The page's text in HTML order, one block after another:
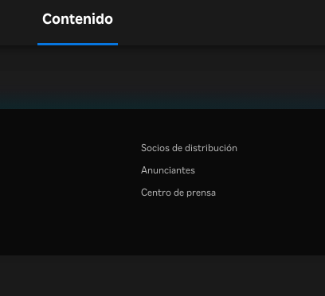
Contenido
Socios de distribución
Anunciantes
Centro de prensa